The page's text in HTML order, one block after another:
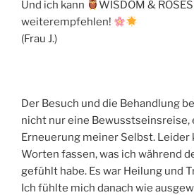
Und ich kann WISDOM & ROSES
weiterempfehlen!
(Frau J.)
Der Besuch und die Behandlung
nicht nur eine Bewusstseinsreise,
Erneuerung meiner Selbst. Leider
Worten fassen, was ich während
gefühlt habe. Es war Heilung und
Ich fühlte mich danach wie